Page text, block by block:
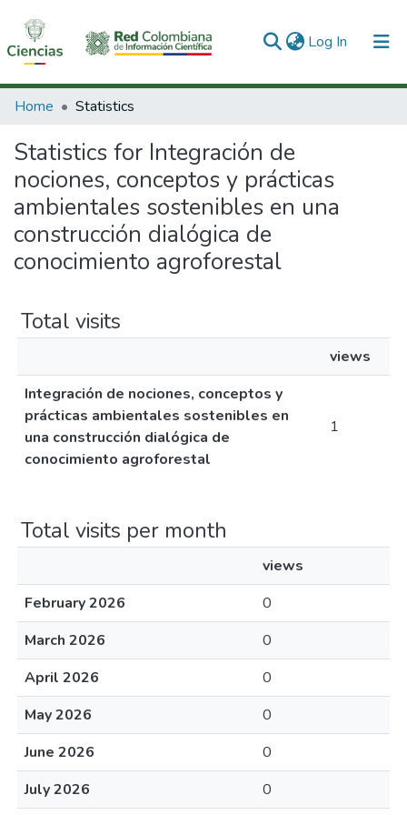
Log In (current)
Communities & Collections
All of DSpace
Home Statistics
Statistics for Integración de
nociones, conceptos y prácticas
ambientales sostenibles en una
construcción dialógica de
conocimiento agroforestal
Total visits
views
Integración de nociones, conceptos y
prácticas ambientales sostenibles en
una construcción dialógica de
conocimiento agroforestal
1
Total visits per month
views
February 2026
0
March 2026
0
April 2026
0
May 2026
0
June 2026
0
July 2026
0